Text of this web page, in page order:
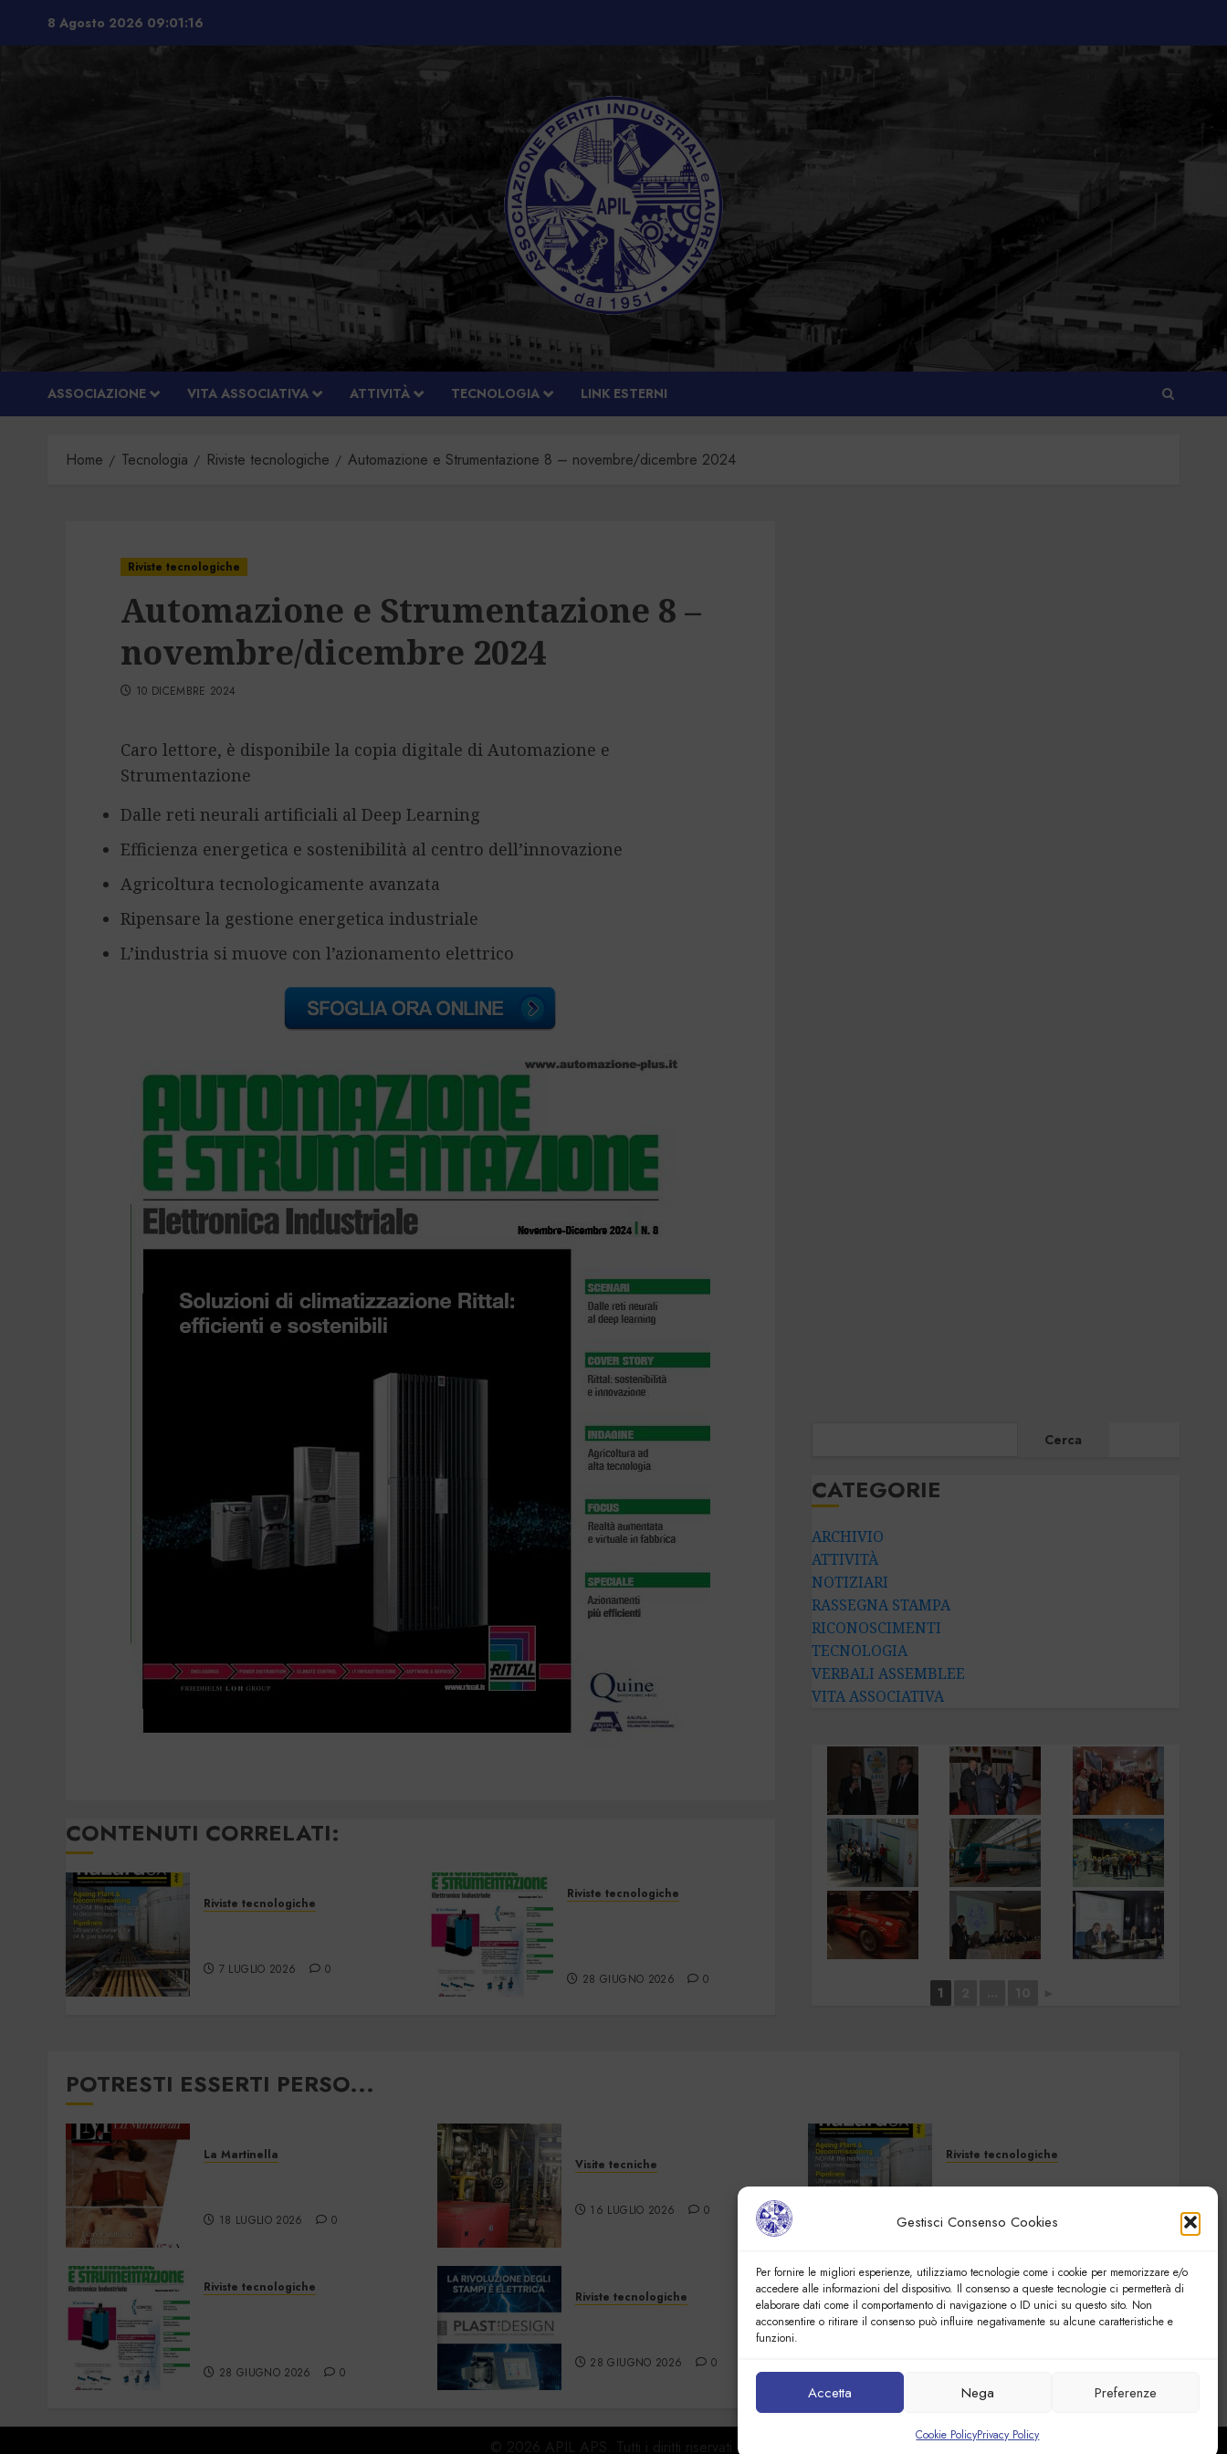
Gestisci Consenso Cookies
Per fornire le migliori esperienze, utilizziamo tecnologie come i cookie per memorizzare e/o
accedere alle informazioni del dispositivo. Il consenso a queste tecnologie ci permetterà di
elaborare dati come il comportamento di navigazione o ID unici su questo sito. Non
acconsentire o ritirare il consenso può influire negativamente su alcune caratteristiche e
funzioni.
Accetta Nega Preferenze
Cookie PolicyPrivacy Policy
8 Agosto 2026 09:01:17
ASSOCIAZIONE VITA ASSOCIATIVA ATTIVITÀ TECNOLOGIA LINK ESTERNI
Home Tecnologia Riviste tecnologiche Automazione e Strumentazione 8 – novembre/dicembre 2024
Riviste tecnologiche
Automazione e Strumentazione 8 –
novembre/dicembre 2024
10 DICEMBRE 2024
Caro lettore, è disponibile la copia digitale di Automazione e
Strumentazione
Dalle reti neurali artificiali al Deep Learning
Efficienza energetica e sostenibilità al centro dell’innovazione
Agricoltura tecnologicamente avanzata
Ripensare la gestione energetica industriale
L’industria si muove con l’azionamento elettrico
CONTENUTI CORRELATI:
Riviste tecnologiche
7 LUGLIO 2026 0
Riviste tecnologiche
28 GIUGNO 2026 0
Cerca
CATEGORIE
ARCHIVIO
ATTIVITÀ
NOTIZIARI
RASSEGNA STAMPA
RICONOSCIMENTI
TECNOLOGIA
VERBALI ASSEMBLEE
VITA ASSOCIATIVA
1
POTRESTI ESSERTI PERSO...
La Martinella
18 LUGLIO 2026 0
Visite tecniche
Cos’è il teleriscaldamento
16 LUGLIO 2026 0
Riviste tecnologiche
7 LUGLIO 2026
Riviste tecnologiche
28 GIUGNO 2026 0
Riviste tecnologiche
28 GIUGNO 2026 0
Riviste tecnologiche
Elettronica Oggi 535 –